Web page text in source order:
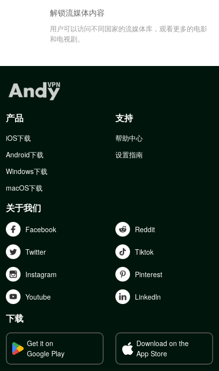
解锁流媒体内容
用户可以访问不同国家的流媒体库，观看更多的电影
和电视剧。
产品
iOS下载
Android下载
Windows下载
macOS下载
支持
帮助中心
设置指南
关于我们
Facebook Reddit
Twitter Tiktok
Instagram Pinterest
Youtube Linkedln
下载
Get it on
Google Play
Download on the
App Store